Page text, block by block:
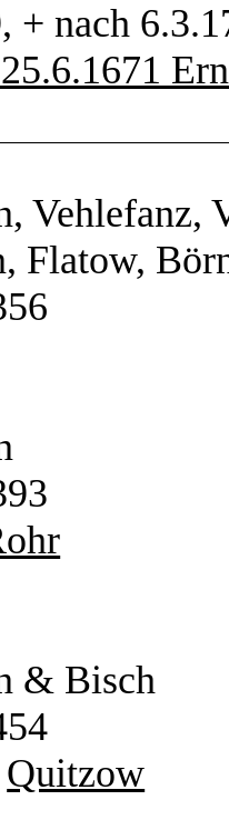
+ nach
Vehlefanz,
Flatow,
& Bisch
Quitzow